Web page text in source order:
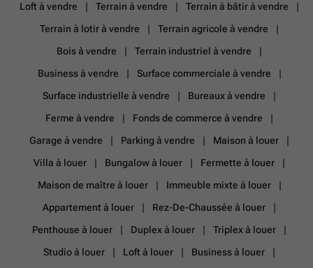
Loft à vendre
Terrain à vendre
Terrain à bâtir à vendre
Terrain à lotir à vendre
Terrain agricole à vendre
Bois à vendre
Terrain industriel à vendre
Business à vendre
Surface commerciale à vendre
Surface industrielle à vendre
Bureaux à vendre
Ferme à vendre
Fonds de commerce à vendre
Garage à vendre
Parking à vendre
Maison à louer
Villa à louer
Bungalow à louer
Fermette à louer
Maison de maître à louer
Immeuble mixte à louer
Appartement à louer
Rez-De-Chaussée à louer
Penthouse à louer
Duplex à louer
Triplex à louer
Studio à louer
Loft à louer
Business à louer